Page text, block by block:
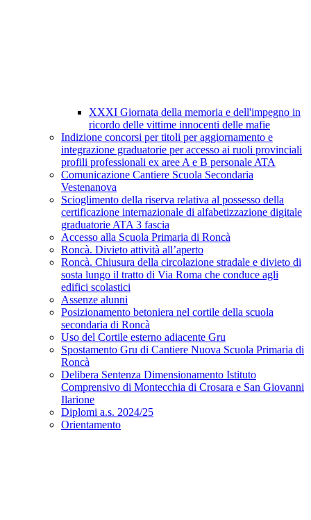
XXXI Giornata della memoria e dell'impegno in
ricordo delle vittime innocenti delle mafie
Indizione concorsi per titoli per aggiornamento e
integrazione graduatorie per accesso ai ruoli provinciali
profili professionali ex aree A e B personale ATA
Comunicazione Cantiere Scuola Secondaria
Vestenanova
Scioglimento della riserva relativa al possesso della
certificazione internazionale di alfabetizzazione digitale
graduatorie ATA 3 fascia
Accesso alla Scuola Primaria di Roncà
Roncà. Divieto attività all’aperto
Roncà. Chiusura della circolazione stradale e divieto di
sosta lungo il tratto di Via Roma che conduce agli
edifici scolastici
Assenze alunni
Posizionamento betoniera nel cortile della scuola
secondaria di Roncà
Uso del Cortile esterno adiacente Gru
Spostamento Gru di Cantiere Nuova Scuola Primaria di
Roncà
Delibera Sentenza Dimensionamento Istituto
Comprensivo di Montecchia di Crosara e San Giovanni
Ilarione
Diplomi a.s. 2024/25
Orientamento